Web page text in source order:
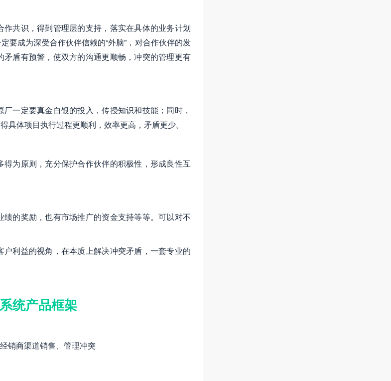
共识，得到管理层的支持，落实在具体的业务计划
要成为深受合作伙伴信赖的“外脑”，对合作伙伴的发
盾有预警，使双方的沟通更顺畅，冲突的管理更有
一定要真金白银的投入，传授知识和技能；同时，
体项目执行过程更顺利，效率更高，矛盾更少。
为原则，充分保护合作伙伴的积极性，形成良性互
的奖励，也有市场推广的资金支持等等。可以对不
利益的视角，在本质上解决冲突矛盾，一套专业的
统产品框架